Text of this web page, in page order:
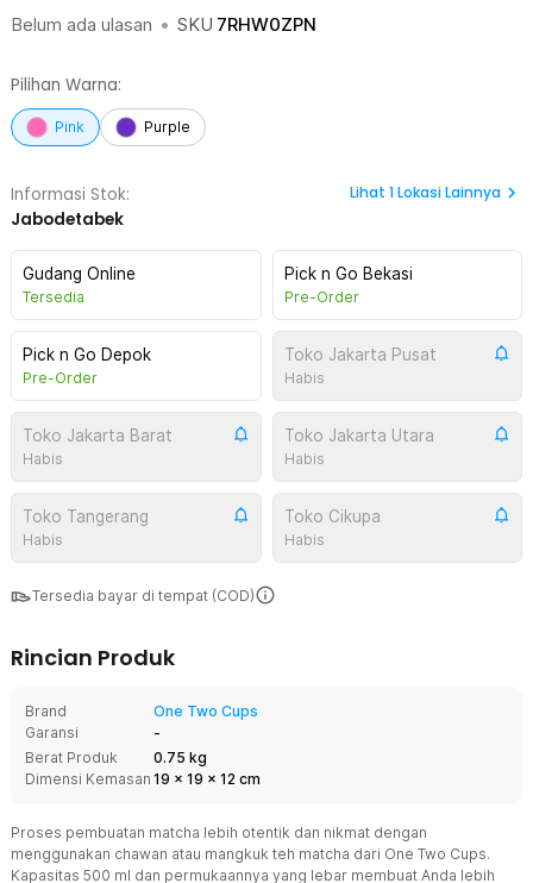
Belum ada ulasan • SKU 7RHW0ZPN
Pilihan Warna:
Pink Purple
Informasi Stok:
Jabodetabek
Lihat 1Lokasi Lainnya
Gudang Online
Tersedia
Pick n Go Bekasi
Pre-Order
Pick n Go Depok
Pre-Order
Toko Jakarta Pusat
Habis
Toko Jakarta Barat
Habis
Toko Jakarta Utara
Habis
Toko Tangerang
Habis
Toko Cikupa
Habis
Tersedia bayar di tempat (COD)
Rincian Produk
Brand
One Two Cups
Garansi
-
Berat Produk
0.75 kg
Dimensi Kemasan 19 x 19 x 12 cm
Proses pembuatan matcha lebih otentik dan nikmat dengan
menggunakan chawan atau mangkuk teh matcha dari One Two Cups.
Kapasitas 500 ml dan permukaannya yang lebar membuat Anda lebih